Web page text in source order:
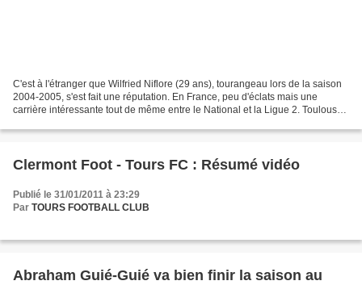
C'est à l'étranger que Wilfried Niflore (29 ans), tourangeau lors de la saison
2004-2005, s'est fait une réputation. En France, peu d'éclats mais une
carrière intéressante tout de même entre le National et la Ligue 2. Toulouse,
Clermont Foot - Tours FC : Résumé vidéo
Publié le 31/01/2011 à 23:29
Par TOURS FOOTBALL CLUB
Abraham Guié-Guié va bien finir la saison au